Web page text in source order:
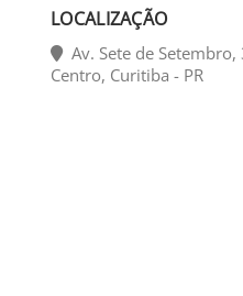
LOCALIZAÇÃO
Av. Sete de Setembro,
Centro, Curitiba - PR